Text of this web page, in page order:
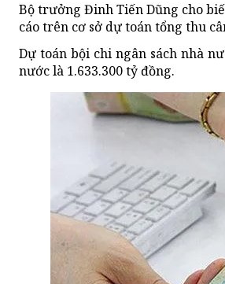
Bộ trưởng Đinh Tiến Dũng cho
cáo trên cơ sở dự toán tổng thu
Dự toán bội chi ngân sách nhà
nước là 1.633.300 tỷ đồng.